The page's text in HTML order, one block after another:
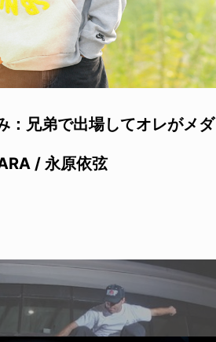
：兄弟で出場してオレがメダ
/ 永原依弦